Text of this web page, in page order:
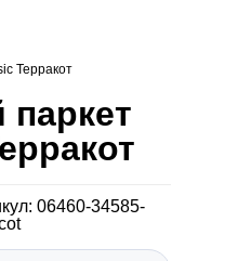
Терракот
06460-34585-